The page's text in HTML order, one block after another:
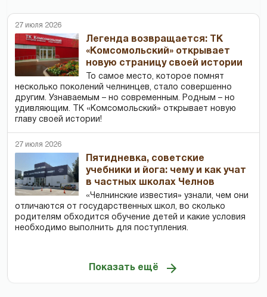
27 июля 2026
Легенда возвращается: ТК
«Комсомольский» открывает
новую страницу своей истории
То самое место, которое помнят
несколько поколений челнинцев, стало совершенно
другим. Узнаваемым – но современным. Родным – но
удивляющим. ТК «Комсомольский» открывает новую
главу своей истории!
27 июля 2026
Пятидневка, советские
учебники и йога: чему и как учат
в частных школах Челнов
«Челнинские известия» узнали, чем они
отличаются от государственных школ, во сколько
родителям обходится обучение детей и какие условия
необходимо выполнить для поступления.
Показать ещё